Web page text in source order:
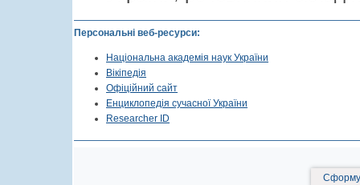
Персональні веб-ресурси:
Національна академія наук України
Вікіпедія
Офіційний сайт
Енциклопедія сучасної України
Researcher ID